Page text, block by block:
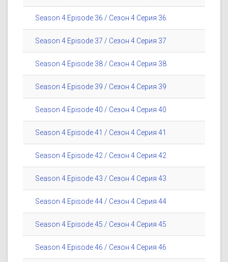
Season 4 Episode 36 / Сезон 4 Серия 36
Season 4 Episode 37 / Сезон 4 Серия 37
Season 4 Episode 38 / Сезон 4 Серия 38
Season 4 Episode 39 / Сезон 4 Серия 39
Season 4 Episode 40 / Сезон 4 Серия 40
Season 4 Episode 41 / Сезон 4 Серия 41
Season 4 Episode 42 / Сезон 4 Серия 42
Season 4 Episode 43 / Сезон 4 Серия 43
Season 4 Episode 44 / Сезон 4 Серия 44
Season 4 Episode 45 / Сезон 4 Серия 45
Season 4 Episode 46 / Сезон 4 Серия 46